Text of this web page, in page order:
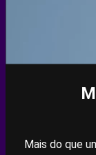
Mais do que